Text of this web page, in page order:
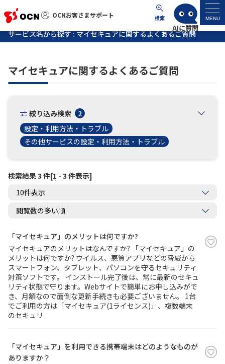
OCNお客さまサポート 検索 MENU
OCNお客さまサポート
マイページ
サポートトップ
サービス名から探す
よくあるご質問
各種ダウンロード
履歴・お気に入り
お知らせ サポートサイトの使い方
NTTドコモビジネスのお客さ
まはこちら
工事・故障情報通知
サービス
サービス名から探す : マイセキュアに関するよくあるご質問
マイセキュアに関するよくあるご質問
絞り込み検索
2
設定・利用方法・トラブル
その他サービスの設定・利用方法・トラブル
検索結果 3 件[1 - 3 件表示]
「マイセキュア」のメリットは何ですか?
マイセキュアのメリットはなんですか? 「マイセキュア」の
メリットは何ですか? ウイルス、悪質アプリなどの脅威から
スマートフォン、タブレット、パソコンを守るセキュリティ
対策ソフトです。 インストール完了後は、常に最新のセキュ
リティ状態で守ります。Webサイトで簡単にお申し込みがで
き、月額なので面倒な更新手続きも必要ございません。 1台
でご利用の方は「マイセキュア(1ライセンス)」、複数端末
のセキュリ
「マイセキュア」を利用できる携帯端末はどのようなものが
ありますか？